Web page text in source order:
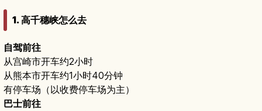
1. 高千穗峡怎么去
自驾前往
从宫崎市开车约2小时
从熊本市开车约1小时40分钟
有停车场（以收费停车场为主）
巴士前往